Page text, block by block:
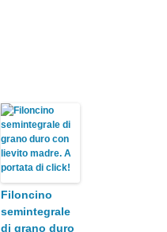
Filoncino
semintegrale
di grano duro